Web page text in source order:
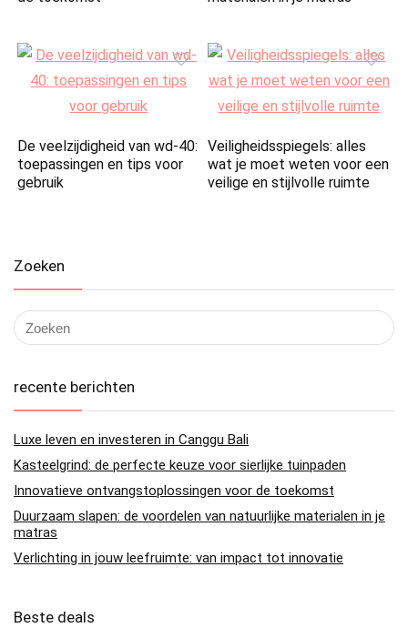
De veelzijdigheid van wd-40:
toepassingen en tips voor
gebruik
Veiligheidsspiegels: alles
wat je moet weten voor een
veilige en stijlvolle ruimte
Zoeken
recente berichten
Luxe leven en investeren in Canggu Bali
Kasteelgrind: de perfecte keuze voor sierlijke tuinpaden
Innovatieve ontvangstoplossingen voor de toekomst
Duurzaam slapen: de voordelen van natuurlijke materialen in je
matras
Verlichting in jouw leefruimte: van impact tot innovatie
Beste deals